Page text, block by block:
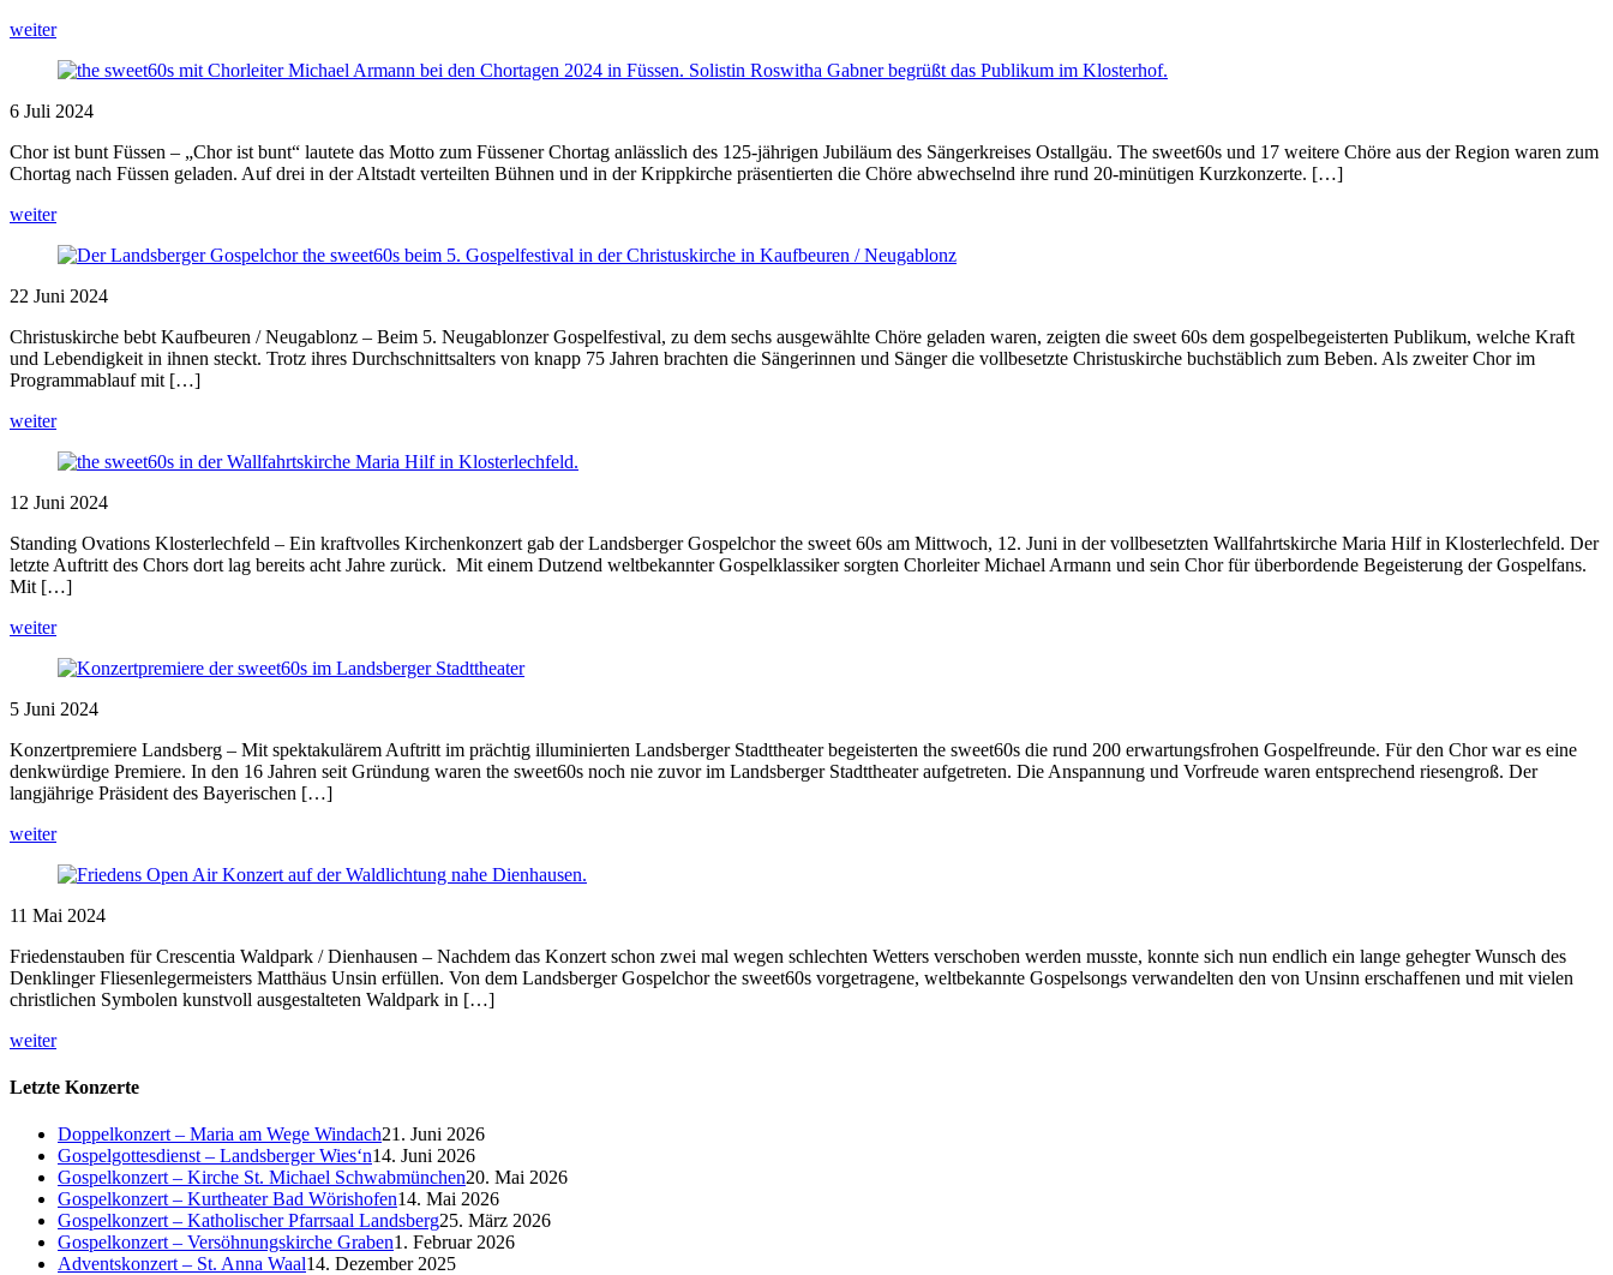
weiter
6 Juli 2024
Chor ist bunt Füssen – „Chor ist bunt“ lautete das Motto zum Füssener Chortag anlässlich des 125-jährigen Jubiläum des Sängerkreises Ostallgäu. The sweet60s und 17 weitere Chöre aus der Region waren zum
Chortag nach Füssen geladen. Auf drei in der Altstadt verteilten Bühnen und in der Krippkirche präsentierten die Chöre abwechselnd ihre rund 20-minütigen Kurzkonzerte. […]
weiter
22 Juni 2024
Christuskirche bebt Kaufbeuren / Neugablonz – Beim 5. Neugablonzer Gospelfestival, zu dem sechs ausgewählte Chöre geladen waren, zeigten die sweet 60s dem gospelbegeisterten Publikum, welche Kraft
und Lebendigkeit in ihnen steckt. Trotz ihres Durchschnittsalters von knapp 75 Jahren brachten die Sängerinnen und Sänger die vollbesetzte Christuskirche buchstäblich zum Beben. Als zweiter Chor im
Programmablauf mit […]
weiter
12 Juni 2024
Standing Ovations Klosterlechfeld – Ein kraftvolles Kirchenkonzert gab der Landsberger Gospelchor the sweet 60s am Mittwoch, 12. Juni in der vollbesetzten Wallfahrtskirche Maria Hilf in Klosterlechfeld. Der
letzte Auftritt des Chors dort lag bereits acht Jahre zurück. Mit einem Dutzend weltbekannter Gospelklassiker sorgten Chorleiter Michael Armann und sein Chor für überbordende Begeisterung der Gospelfans.
Mit […]
weiter
5 Juni 2024
Konzertpremiere Landsberg – Mit spektakulärem Auftritt im prächtig illuminierten Landsberger Stadttheater begeisterten the sweet60s die rund 200 erwartungsfrohen Gospelfreunde. Für den Chor war es eine
denkwürdige Premiere. In den 16 Jahren seit Gründung waren the sweet60s noch nie zuvor im Landsberger Stadttheater aufgetreten. Die Anspannung und Vorfreude waren entsprechend riesengroß. Der
langjährige Präsident des Bayerischen […]
weiter
11 Mai 2024
Friedenstauben für Crescentia Waldpark / Dienhausen – Nachdem das Konzert schon zwei mal wegen schlechten Wetters verschoben werden musste, konnte sich nun endlich ein lange gehegter Wunsch des
Denklinger Fliesenlegermeisters Matthäus Unsin erfüllen. Von dem Landsberger Gospelchor the sweet60s vorgetragene, weltbekannte Gospelsongs verwandelten den von Unsinn erschaffenen und mit vielen
christlichen Symbolen kunstvoll ausgestalteten Waldpark in […]
weiter
Letzte Konzerte
Doppelkonzert – Maria am Wege Windach21. Juni 2026
Gospelgottesdienst – Landsberger Wies‘n14. Juni 2026
Gospelkonzert – Kirche St. Michael Schwabmünchen20. Mai 2026
Gospelkonzert – Kurtheater Bad Wörishofen14. Mai 2026
Gospelkonzert – Katholischer Pfarrsaal Landsberg25. März 2026
Gospelkonzert – Versöhnungskirche Graben1. Februar 2026
Adventskonzert – St. Anna Waal14. Dezember 2025